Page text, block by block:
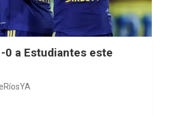
0 a Estudiantes este